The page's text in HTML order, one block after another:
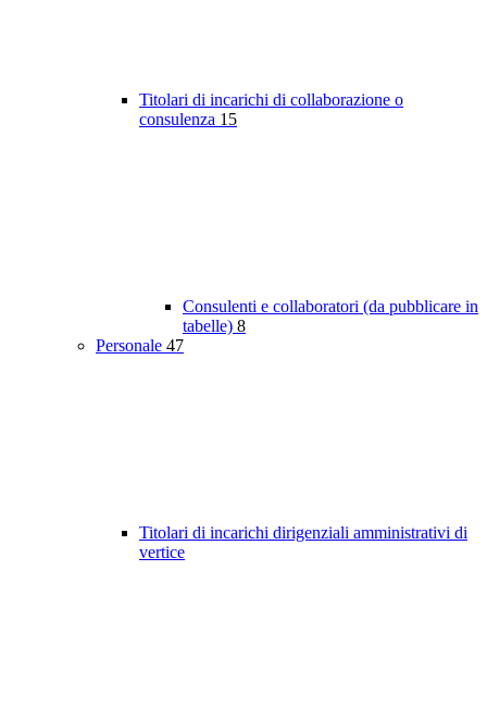
Titolari di incarichi di collaborazione o
consulenza 15
Consulenti e collaboratori (da pubblicare in
tabelle) 8
Personale 47
Titolari di incarichi dirigenziali amministrativi di
vertice